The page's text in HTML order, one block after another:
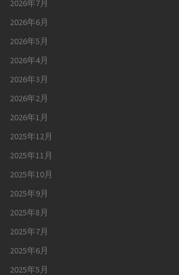
2026年7月
2026年6月
2026年5月
2026年4月
2026年3月
2026年2月
2026年1月
2025年12月
2025年11月
2025年10月
2025年9月
2025年8月
2025年7月
2025年6月
2025年5月